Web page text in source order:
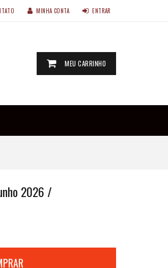
MINHA CONTA ENTRAR
MEU CARRINHO
2026 /